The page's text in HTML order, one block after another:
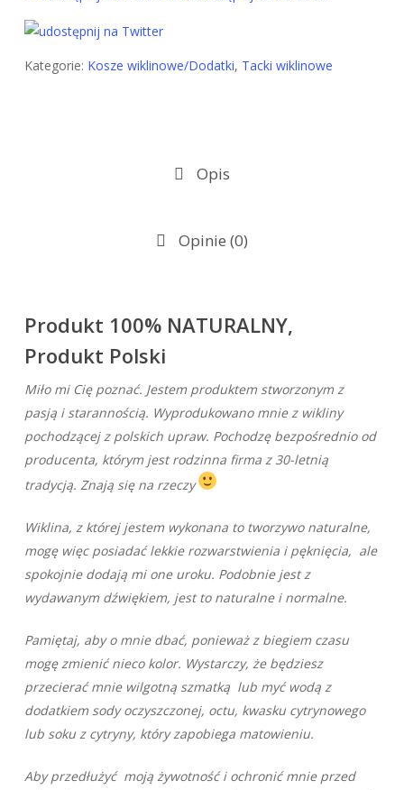
Kategorie: Kosze wiklinowe/Dodatki, Tacki wiklinowe
Opis
Opinie (0)
Produkt 100% NATURALNY,
Produkt Polski
Miło mi Cię poznać. Jestem produktem stworzonym z
pasją i starannością. Wyprodukowano mnie z wikliny
pochodzącej z polskich upraw. Pochodzę bezpośrednio od
producenta, którym jest rodzinna firma z 30-letnią
tradycją. Znają się na rzeczy
Wiklina, z której jestem wykonana to tworzywo naturalne,
mogę więc posiadać lekkie rozwarstwienia i pęknięcia, ale
spokojnie dodają mi one uroku. Podobnie jest z
wydawanym dźwiękiem, jest to naturalne i normalne.
Pamiętaj, aby o mnie dbać, ponieważ z biegiem czasu
mogę zmienić nieco kolor. Wystarczy, że będziesz
przecierać mnie wilgotną szmatką lub myć wodą z
dodatkiem sody oczyszczonej, octu, kwasku cytrynowego
lub soku z cytryny, który zapobiega matowieniu.
Aby przedłużyć moją żywotność i ochronić mnie przed